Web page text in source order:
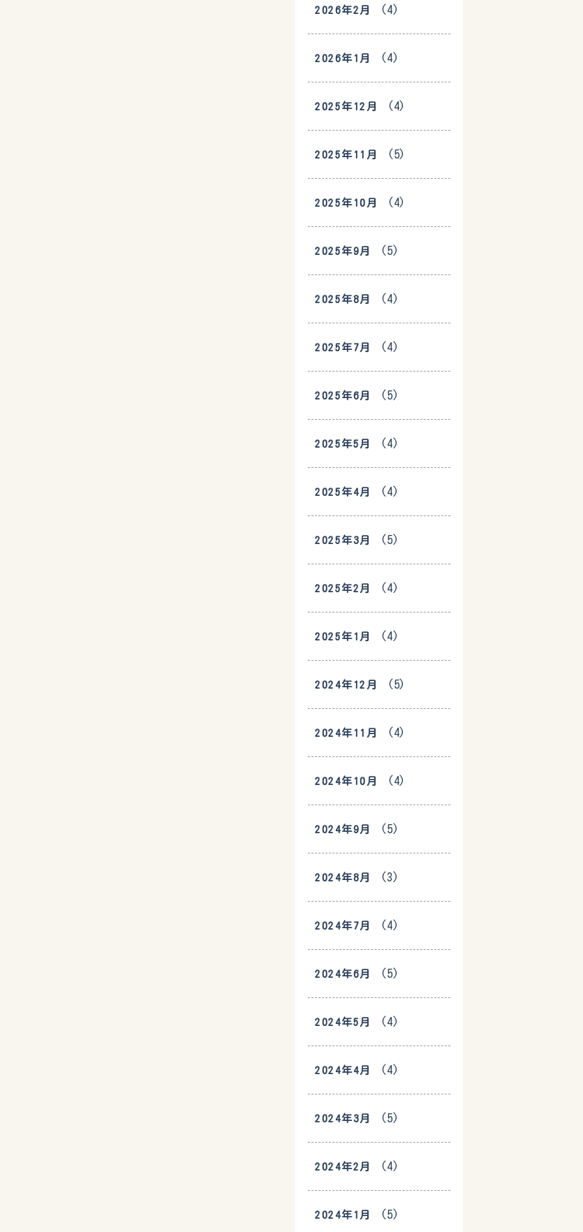
2026年2月 (4)
2026年1月 (4)
2025年12月 (4)
2025年11月 (5)
2025年10月 (4)
2025年9月 (5)
2025年8月 (4)
2025年7月 (4)
2025年6月 (5)
2025年5月 (4)
2025年4月 (4)
2025年3月 (5)
2025年2月 (4)
2025年1月 (4)
2024年12月 (5)
2024年11月 (4)
2024年10月 (4)
2024年9月 (5)
2024年8月 (3)
2024年7月 (4)
2024年6月 (5)
2024年5月 (4)
2024年4月 (4)
2024年3月 (5)
2024年2月 (4)
2024年1月 (5)